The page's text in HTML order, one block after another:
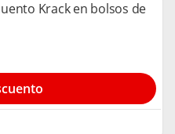
Krack en bolsos de